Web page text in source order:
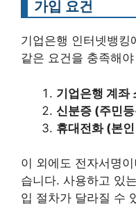
가입 요건
기업은행 인터넷뱅킹
같은 요건을 충족해
기업은행 계좌
신분증 (주민
휴대전화 (본
이 외에도 전자서명
습니다. 사용하고 있
입 절차가 달라질 수